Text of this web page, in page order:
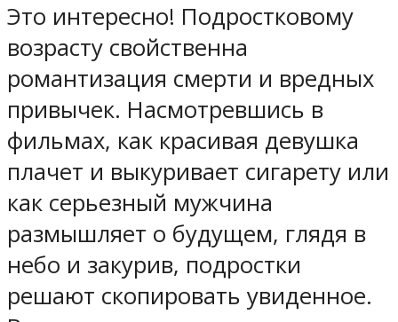
Это интересно! Подростковому
возрасту свойственна
романтизация смерти и вредных
привычек. Насмотревшись в
фильмах, как красивая девушка
плачет и выкуривает сигарету или
как серьезный мужчина
размышляет о будущем, глядя в
небо и закурив, подростки
решают скопировать увиденное.